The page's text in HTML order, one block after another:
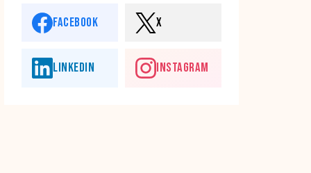
FACEBOOK X
LINKEDIN INSTAGRAM